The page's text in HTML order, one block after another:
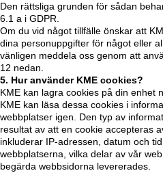
Den rättsliga grunden för sådan
6.1 a i GDPR.
Om du vid något tillfälle önskar att
dina personuppgifter för något eller
vänligen meddela oss genom att
12 nedan.
5. Hur använder KME cookies?
KME kan lagra cookies på din enhet
KME kan läsa dessa cookies i
webbplatser igen. Den typ av
resultat av att en cookie accepteras
inkluderar IP-adressen, datum och
webbplatserna, vilka delar av vår
begärda webbsidorna levererades.